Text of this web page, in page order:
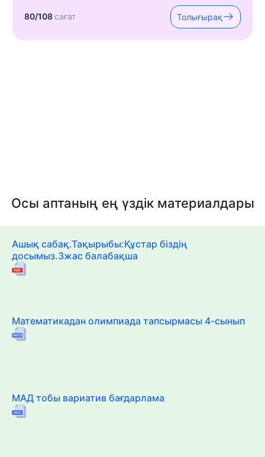
80/108сағат Толығырақ
Осы аптаның ең үздік материалдары
Ашық сабақ.Тақырыбы:Құстар біздің
досымыз.3жас балабақша
Математикадан олимпиада тапсырмасы 4-сынып
МАД тобы вариатив бағдарлама